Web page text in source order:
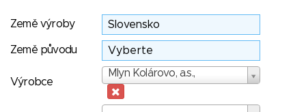
Země výroby
Země původu
Výrobce
Mlyn Kolárovo, a.s.,
Výrobce